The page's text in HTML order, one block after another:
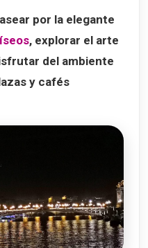
por la elegante
, explorar el arte
del ambiente
y cafés